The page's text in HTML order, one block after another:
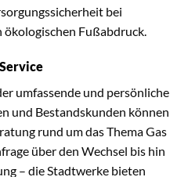
bei
ökologischen Fußabdruck.
umfassende und persönliche
und Bestandskunden können
rund um das Thema Gas
über den Wechsel bis hin
– die Stadtwerke bieten